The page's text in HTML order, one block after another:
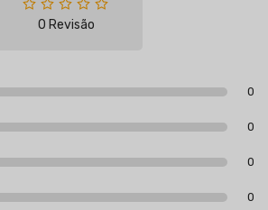
0 Revisão
0
0
0
0